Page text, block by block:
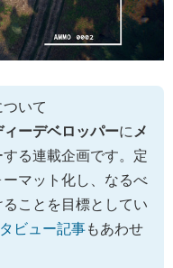
いて
ィーデベロッパーにメ
る連載企画です。定
マット化し、なるべ
ことを目標としてい
ビュー記事もあわせ